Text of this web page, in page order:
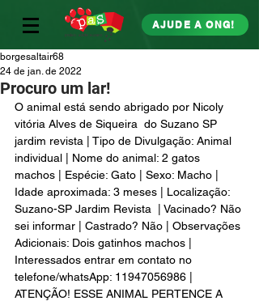
AJUDE A ONG!
Procuro um lar!
borgesaltair68
24 de jan. de 2022
O animal está sendo abrigado por Nicoly
vitória Alves de Siqueira  do Suzano SP
jardim revista | Tipo de Divulgação: Animal
individual | Nome do animal: 2 gatos
machos | Espécie: Gato | Sexo: Macho |
Idade aproximada: 3 meses | Localização:
Suzano-SP Jardim Revista  | Vacinado? Não
sei informar | Castrado? Não | Observações
Adicionais: Dois gatinhos machos |
Interessados entrar em contato no
telefone/whatsApp: 11947056986 |
ATENÇÃO! ESSE ANIMAL PERTENCE A